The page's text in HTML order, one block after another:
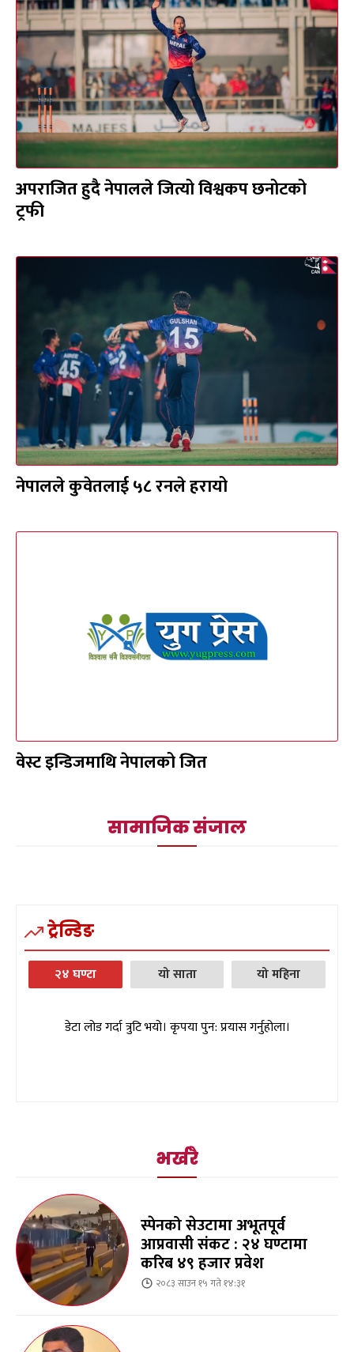
अपराजित हुदै नेपालले जित्यो विश्वकप छनोटको
ट्रफी
नेपालले कुवेतलाई ५८ रनले हरायो
वेस्ट इन्डिजमाथि नेपालको जित
सामाजिक संजाल
ट्रेन्डिङ
२४ घण्टा यो साता यो महिना
डेटा लोड गर्दा त्रुटि भयो। कृपया पुन: प्रयास गर्नुहोला।
भर्खरै
स्पेनको सेउटामा अभूतपूर्व
आप्रवासी संकट : २४ घण्टामा
करिब ४९ हजार प्रवेश
२०८३ साउन १५ गते १४:३१